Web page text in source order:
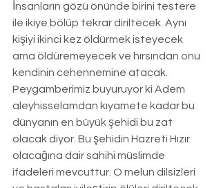
İnsanların gözü önünde birini testere
ile ikiye bölüp tekrar diriltecek. Aynı
kişiyi ikinci kez öldürmek isteyecek
ama öldüremeyecek ve hırsından onu
kendinin cehennemine atacak.
Peygamberimiz buyuruyor ki Adem
aleyhisselamdan kıyamete kadar bu
dünyanın en büyük şehidi bu zat
olacak diyor. Bu şehidin Hazreti Hızır
olacağına dair sahihi müslimde
ifadeleri mevcuttur. O melun dilsizleri